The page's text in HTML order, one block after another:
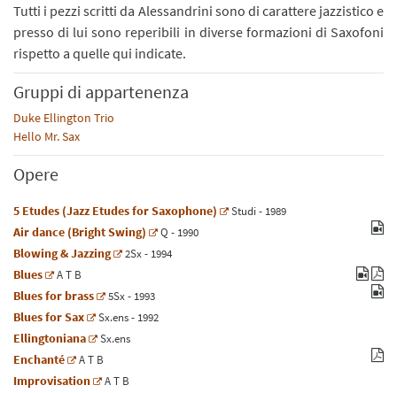
Tutti i pezzi scritti da Alessandrini sono di carattere jazzistico e
presso di lui sono reperibili in diverse formazioni di Saxofoni
rispetto a quelle qui indicate.
Gruppi di appartenenza
Duke Ellington Trio
Hello Mr. Sax
Opere
5 Etudes (Jazz Etudes for Saxophone) Studi- 1989
Air dance (Bright Swing) Q - 1990
Blowing & Jazzing 2Sx- 1994
Blues AT B
Blues for brass 5Sx- 1993
Blues for Sax Sx.ens- 1992
Ellingtoniana Sx.ens
Enchanté AT B
Improvisation AT B